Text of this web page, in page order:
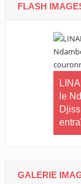
FLASH
le
GALERIE